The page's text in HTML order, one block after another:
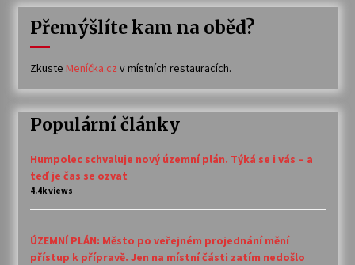
Přemýšlíte kam na oběd?
Zkuste Meníčka.cz v místních restauracích.
Populární články
Humpolec schvaluje nový územní plán. Týká se i vás – a
teď je čas se ozvat
4.4k views
ÚZEMNÍ PLÁN: Město po veřejném projednání mění
přístup k přípravě. Jen na místní části zatím nedošlo